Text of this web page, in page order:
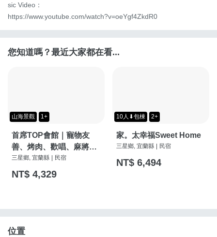
sic Video：
https://www.youtube.com/watch?v=oeYgf4ZkdR0
您知道嗎？最近大家都在看...
山海景觀 1+
首席TOP會館｜寵物友
善、烤肉、歡唱、麻將
桌、按摩椅、特斯拉充電
樁
三星鄉, 宜蘭縣 民宿
NT$ 4,329
10人⬇包棟 2+
家。太幸福Sweet Home
三星鄉, 宜蘭縣 民宿
NT$ 6,494
位置